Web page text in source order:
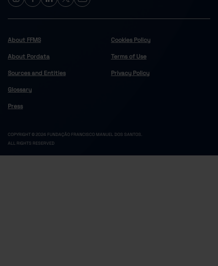
About FFMS
About Pordata
Sources and Entities
Glossary
Press
Cookies Policy
Terms of Use
Privacy Policy
COPYRIGHT © 2024 FUNDAÇÃO FRANCISCO MANUEL DOS SANTOS.
ALL RIGHTS RESERVED